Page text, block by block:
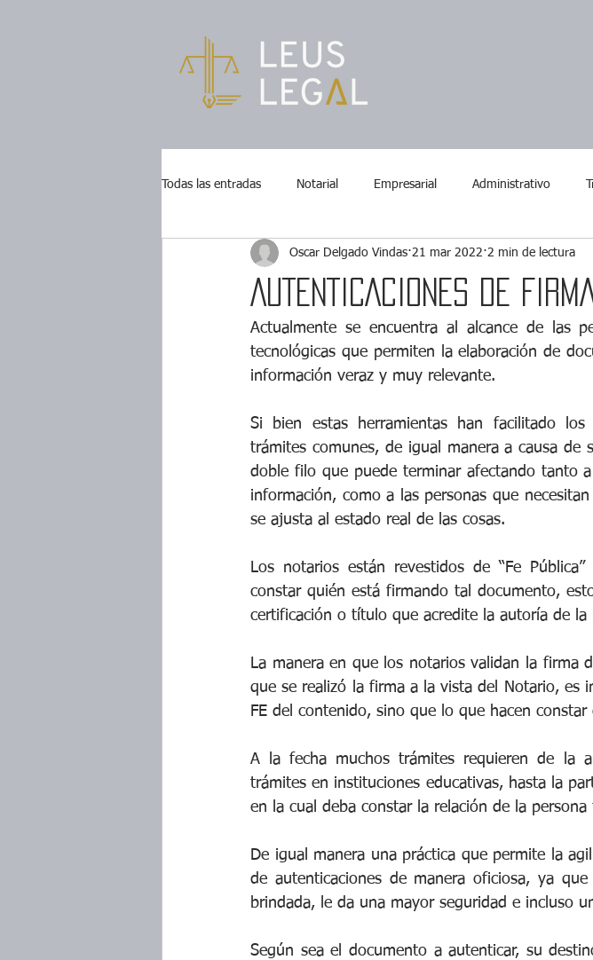
Todas las entradas Notarial Empresarial Administrativo
AUTENTICACIONES DE
Oscar Delgado Vindas 21 mar 2022 2 min de lectura
Actualmente se encuentra al alcance de las
tecnológicas que permiten la elaboración de
información veraz y muy relevante.
Si bien estas herramientas han facilitado
trámites comunes, de igual manera a causa
doble filo que puede terminar afectando tanto
información, como a las personas que
se ajusta al estado real de las cosas.
Los notarios están revestidos de “Fe
constar quién está firmando tal documento,
certificación o título que acredite la autoría de la
La manera en que los notarios validan la firma
que se realizó la firma a la vista del Notario, es
FE del contenido, sino que lo que hacen
A la fecha muchos trámites requieren de la
trámites en instituciones educativas, hasta la
en la cual deba constar la relación de la
De igual manera una práctica que permite la
de autenticaciones de manera oficiosa, ya
brindada, le da una mayor seguridad e incluso
Según sea el documento a autenticar, su